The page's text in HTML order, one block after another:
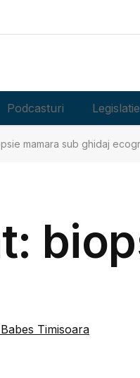
Podcasturi
mamara sub ghidaj
Timisoara